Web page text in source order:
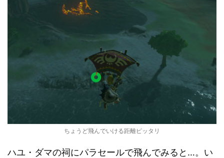
ちょうど飛んでいける距離ピッタリ
ハユ・ダマの祠にパラセールで飛んでみると…。い